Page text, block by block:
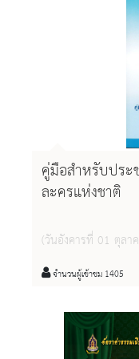
วัฒนธรรมทั้งในส่วนกลางแ
๒๕๖๗ ณ หอประชุ
คู่มือสำหรับประ
ละครแห่งชาติ
(วันอังคารที่ 01 ตุลา
จำนวนผู้เข้าชม 1405